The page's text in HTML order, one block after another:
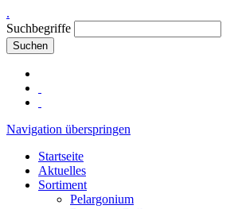
.
Suchbegriffe
Suchen
Navigation überspringen
Startseite
Aktuelles
Sortiment
Pelargonium